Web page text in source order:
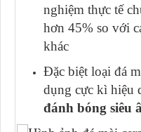
nghiệm thực tế
hơn 45% so với
khác
Đặc biệt loại đá
dụng cực kì hiệu
đánh bóng siêu